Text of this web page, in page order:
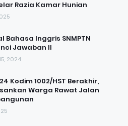
Razia Kamar Hunian
Bahasa Inggris SNMPTN
Jawaban II
2024
Kodim 1002/HST Berakhir,
Warga Rawat Jalan